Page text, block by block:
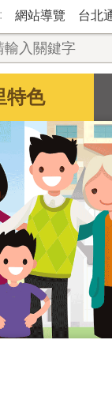
網站導覽 台北
特色